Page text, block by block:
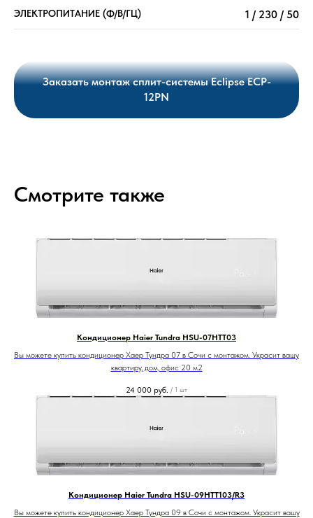
ЭЛЕКТРОПИТАНИЕ (Ф/В/ГЦ) 1 / 230 / 50
Заказать монтаж сплит-системы Eclipse ECP-
12PN
Смотрите также
Кондиционер Haier Tundra HSU-07HTT03
Вы можете купить кондиционер Хаер Тундра 07 в Сочи с монтажом. Украсит вашу
квартиру, дом, офис 20 м2
24 000 руб. / 1 шт
Кондиционер Haier Tundra HSU-09HTT103/R3
Вы можете купить кондиционер Хаер Тундра 09 в Сочи с монтажом. Украсит вашу